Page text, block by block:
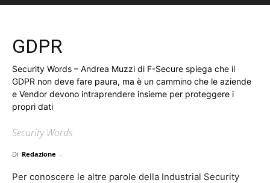
GDPR
Security Words – Andrea Muzzi di F-Secure spiega che il
GDPR non deve fare paura, ma è un cammino che le aziende
e Vendor devono intraprendere insieme per proteggere i
propri dati
Security Words
Di Redazione -
Per conoscere le altre parole della Industrial Security